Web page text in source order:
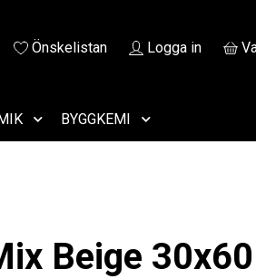
Önskelistan Logga in
BYGGKEMI
Beige 30x60